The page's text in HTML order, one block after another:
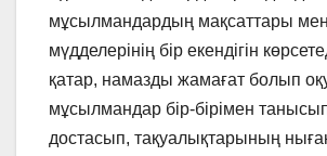
мұсылмандардың мақсаттары мен
мүдделерінің бір екендігін
қатар, намазды жамағат болып
мұсылмандар бір-бірімен танысып,
достасып, тақуалықтарының